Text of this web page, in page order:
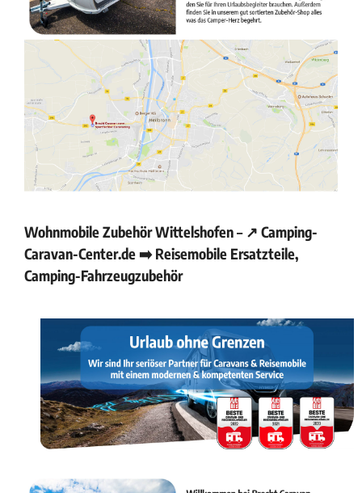
Wohnmobile Zubehör Wittelshofen – ↗️ Camping-
Caravan-Center.de ➡️ Reisemobile Ersatzteile,
Camping-Fahrzeugzubehör